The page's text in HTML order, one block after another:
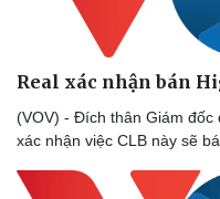
Real xác nhận bán
(VOV) - Đích thân Giám đốc
xác nhận việc CLB này sẽ